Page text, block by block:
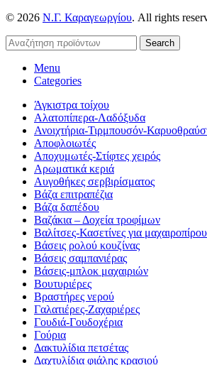
© 2026 Ν.Γ. Καραγεωργίου. All rights
Search
Menu
Categories
Άγκιστρα τοίχου
Αλατοπίπερα-Λαδόξυδα
Ανοιχτήρια-Τιρμπουσόν-
Αποφλοιωτές
Αποχυμωτές-Στίφτες χειρός
Αρωματικά κεριά
Αυγοθήκες σερβιρίσματος
Βάζα επιτραπέζια
Βάζα δαπέδου
Βαζάκια – Δοχεία τροφίμων
Βαλίτσες-Κασετίνες για
Βάσεις ρολού κουζίνας
Βάσεις σαμπανιέρας
Βάσεις-μπλοκ μαχαιριών
Βουτυριέρες
Βραστήρες νερού
Γαλατιέρες-Ζαχαριέρες
Γουδιά-Γουδοχέρια
Γούρια
Δακτυλίδια πετσέτας
Δαχτυλίδια φιάλης κρασιού